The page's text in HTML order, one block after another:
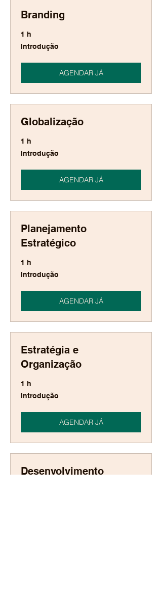
Branding
1 h
Introdução
Introdução
AGENDAR JÁ
Globalização
1 h
Introdução
Introdução
AGENDAR JÁ
Planejamento
Estratégico
1 h
Introdução
Introdução
AGENDAR JÁ
Estratégia e
Organização
1 h
Introdução
Introdução
AGENDAR JÁ
Desenvolvimento